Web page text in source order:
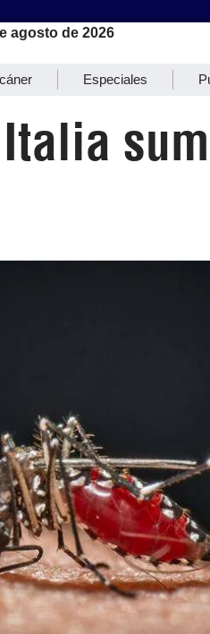
agosto de 2026
Especiales